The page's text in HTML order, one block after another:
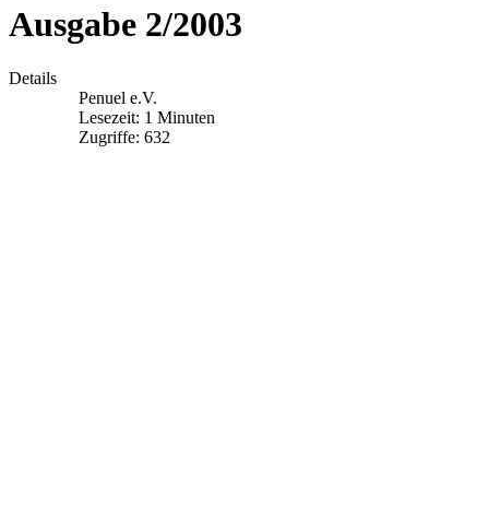
Ausgabe 2/2003
Details
Penuel e.V.
Lesezeit: 1 Minuten
Zugriffe: 632